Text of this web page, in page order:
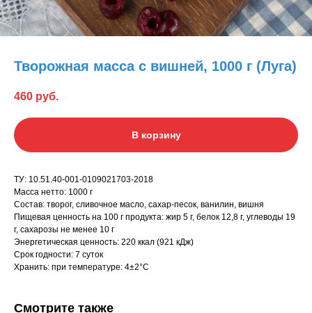
Творожная масса с вишней, 1000 г (Луга)
460 руб.
В корзину
ТУ: 10.51.40-001-0109021703-2018
Масса нетто: 1000 г
Состав: творог, сливочное масло, сахар-песок, ванилин, вишня
Пищевая ценность на 100 г продукта: жир 5 г, белок 12,8 г, углеводы 19
г, сахарозы не менее 10 г
Энергетическая ценность: 220 ккал (921 кДж)
Срок годности: 7 суток
Хранить: при температуре: 4±2°С
Смотрите также